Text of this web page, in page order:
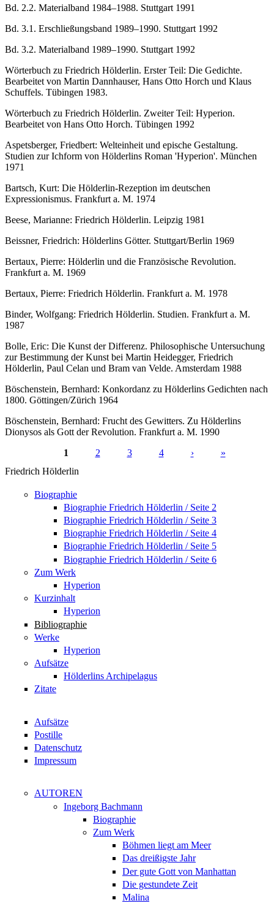
Bd. 2.2. Materialband 1984–1988. Stuttgart 1991
Bd. 3.1. Erschließungsband 1989–1990. Stuttgart 1992
Bd. 3.2. Materialband 1989–1990. Stuttgart 1992
Wörterbuch zu Friedrich Hölderlin. Erster Teil: Die Gedichte.
Bearbeitet von Martin Dannhauser, Hans Otto Horch und Klaus
Schuffels. Tübingen 1983.
Wörterbuch zu Friedrich Hölderlin. Zweiter Teil: Hyperion.
Bearbeitet von Hans Otto Horch. Tübingen 1992
Aspetsberger, Friedbert: Welteinheit und epische Gestaltung.
Studien zur Ichform von Hölderlins Roman 'Hyperion'. München
1971
Bartsch, Kurt: Die Hölderlin-Rezeption im deutschen
Expressionismus. Frankfurt a. M. 1974
Beese, Marianne: Friedrich Hölderlin. Leipzig 1981
Beissner, Friedrich: Hölderlins Götter. Stuttgart/Berlin 1969
Bertaux, Pierre: Hölderlin und die Französische Revolution.
Frankfurt a. M. 1969
Bertaux, Pierre: Friedrich Hölderlin. Frankfurt a. M. 1978
Binder, Wolfgang: Friedrich Hölderlin. Studien. Frankfurt a. M.
1987
Bolle, Eric: Die Kunst der Differenz. Philosophische Untersuchung
zur Bestimmung der Kunst bei Martin Heidegger, Friedrich
Hölderlin, Paul Celan und Bram van Velde. Amsterdam 1988
Böschenstein, Bernhard: Konkordanz zu Hölderlins Gedichten nach
1800. Göttingen/Zürich 1964
Böschenstein, Bernhard: Frucht des Gewitters. Zu Hölderlins
Dionysos als Gott der Revolution. Frankfurt a. M. 1990
Seiten
1 2 3 4 ›
»
Friedrich Hölderlin
Biographie
Biographie Friedrich Hölderlin / Seite 2
Biographie Friedrich Hölderlin / Seite 3
Biographie Friedrich Hölderlin / Seite 4
Biographie Friedrich Hölderlin / Seite 5
Biographie Friedrich Hölderlin / Seite 6
Zum Werk
Hyperion
Kurzinhalt
Hyperion
Bibliographie
Werke
Hyperion
Aufsätze
Hölderlins Archipelagus
Zitate
Aufsätze
Postille
Datenschutz
Impressum
AUTOREN
Ingeborg Bachmann
Biographie
Zum Werk
Böhmen liegt am Meer
Das dreißigste Jahr
Der gute Gott von Manhattan
Die gestundete Zeit
Malina